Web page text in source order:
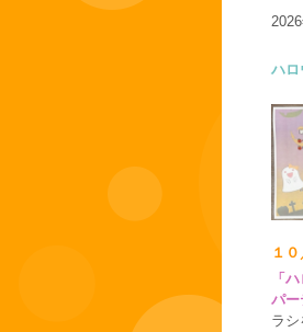
ハロ
１
「
パー
ラシ